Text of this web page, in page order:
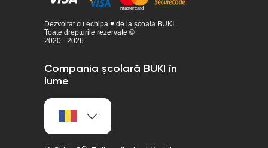
Dezvoltat cu echipa ♥ de la școala BUKI
Toate drepturile rezervate ©
2020 - 2026
Compania școlară BUKI în
lume